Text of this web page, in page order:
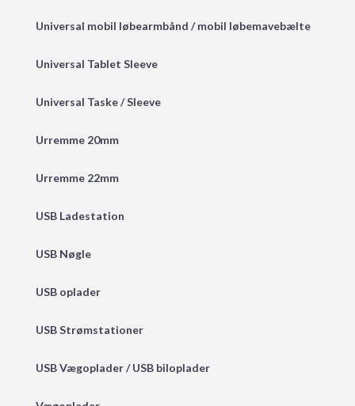
Universal mobil løbearmbånd / mobil løbemavebælte
Universal Tablet Sleeve
Universal Taske / Sleeve
Urremme 20mm
Urremme 22mm
USB Ladestation
USB Nøgle
USB oplader
USB Strømstationer
USB Vægoplader / USB biloplader